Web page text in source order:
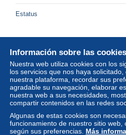
Estatus
Información sobre las cookies
Nuestra web utiliza cookies con los
los servicios que nos haya
nuestra plataforma, recordar sus
agradable su navegación, elaborar
nuestra web a sus necesidades,
compartir contenidos en las redes
Algunas de estas cookies son
funcionamiento de nuestro sitio web,
según sus preferencias. Más